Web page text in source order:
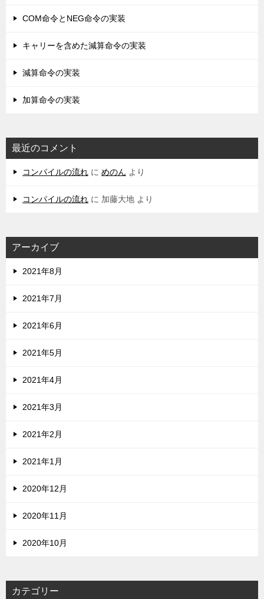
COM命令とNEG命令の実装
キャリーを含めた減算命令の実装
減算命令の実装
加算命令の実装
最近のコメント
コンパイルの流れ に めのん より
コンパイルの流れ に 加藤大地 より
アーカイブ
2021年8月
2021年7月
2021年6月
2021年5月
2021年4月
2021年3月
2021年2月
2021年1月
2020年12月
2020年11月
2020年10月
カテゴリー